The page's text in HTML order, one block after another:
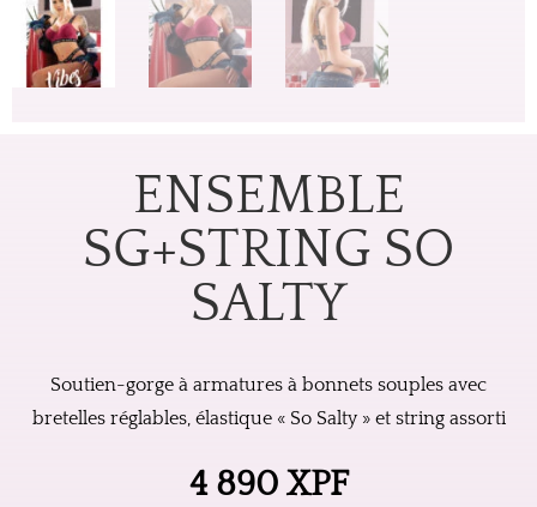
ENSEMBLE
SG+STRING SO
SALTY
Soutien-gorge à armatures à bonnets souples avec
bretelles réglables, élastique « So Salty » et string assorti
4 890 XPF